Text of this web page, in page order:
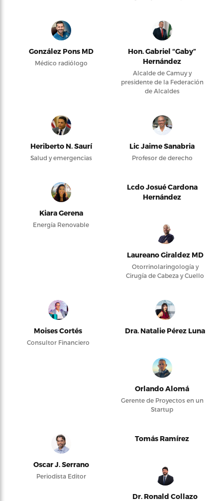
González Pons MD
Médico radiólogo
Hon. Gabriel “Gaby”
Hernández
Alcalde de Camuy y
presidente de la Federación
de Alcaldes
Heriberto N. Saurí
Salud y emergencias
Lic Jaime Sanabria
Profesor de derecho
Kiara Gerena
Energía Renovable
Lcdo Josué Cardona
Hernández
Laureano Giraldez MD
Otorrinolaringología y
Cirugía de Cabeza y Cuello
Moises Cortés
Consultor Financiero
Dra. Natalie Pérez Luna
Orlando Alomá
Gerente de Proyectos en un
Startup
Oscar J. Serrano
Periodista Editor
Tomás Ramírez
Dr. Ronald Collazo